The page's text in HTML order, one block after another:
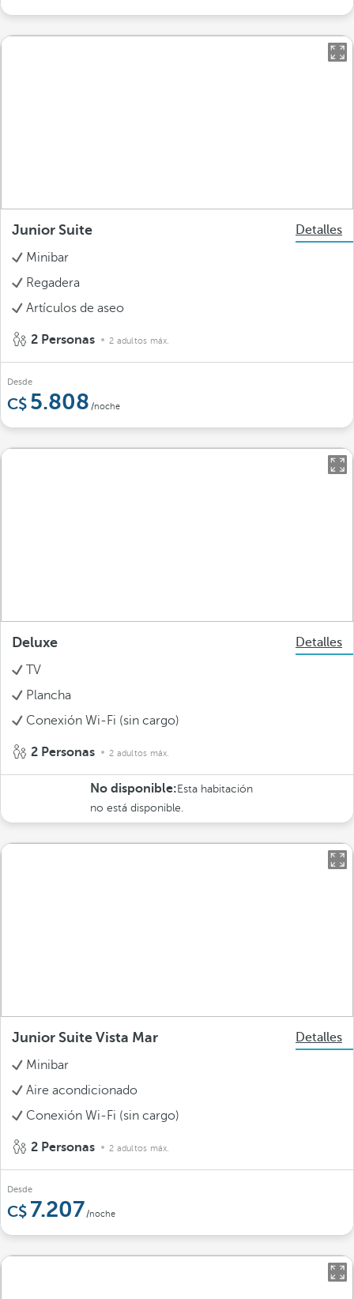
Junior Suite
Detalles
Minibar
Regadera
Artículos de aseo
2 Personas 2 adultos máx.
Desde
5.808 /noche
Deluxe
Detalles
TV
Plancha
Conexión Wi-Fi (sin cargo)
2 Personas 2 adultos máx.
No disponible: Esta habitación
no está disponible.
Junior Suite Vista Mar
Detalles
Minibar
Aire acondicionado
Conexión Wi-Fi (sin cargo)
2 Personas 2 adultos máx.
Desde
7.207/noche